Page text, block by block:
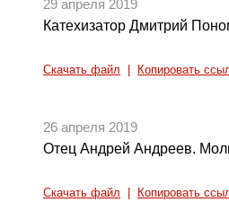
29 апреля 2019
Катехизатор Дмитрий
Скачать файл Копировать
26 апреля 2019
Отец Андрей Андреев.
Скачать файл Копировать